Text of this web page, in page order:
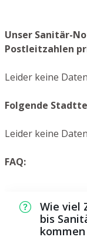
Unser Sanitär-
Postleitzahlen
Leider keine
Folgende
Leider keine
FAQ:
Wie viel Zeit
bis Sanitärdienstleister zu mir